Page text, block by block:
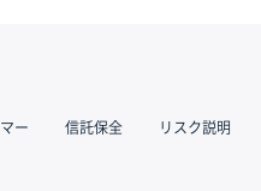
ー 信託保全 リスク説明